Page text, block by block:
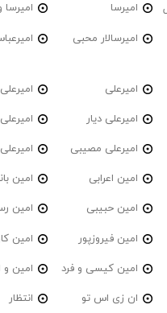
امیرسا امیرسا
امیرسالار محبی
امیرعلی
امیرعلی دیار
امیرعلی مصیبی
امین اعرابی امین
امین حبیبی امین
امین فیروزپور امین
امین کیسی و فرد امین و
ان زی اس تو انتظار